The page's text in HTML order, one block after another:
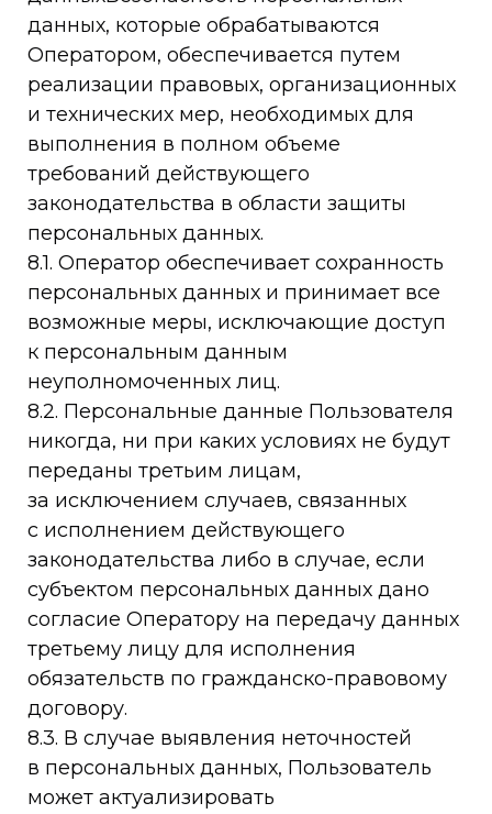
данных, которые обрабатываются
Оператором, обеспечивается путем
реализации правовых, организационных
и технических мер, необходимых для
выполнения в полном объеме
требований действующего
законодательства в области защиты
персональных данных.
8.1. Оператор обеспечивает сохранность
персональных данных и принимает все
возможные меры, исключающие доступ
к персональным данным
неуполномоченных лиц.
8.2. Персональные данные Пользователя
никогда, ни при каких условиях не будут
переданы третьим лицам,
за исключением случаев, связанных
с исполнением действующего
законодательства либо в случае, если
субъектом персональных данных дано
согласие Оператору на передачу данных
третьему лицу для исполнения
обязательств по гражданско-правовому
договору.
8.3. В случае выявления неточностей
в персональных данных, Пользователь
может актуализировать